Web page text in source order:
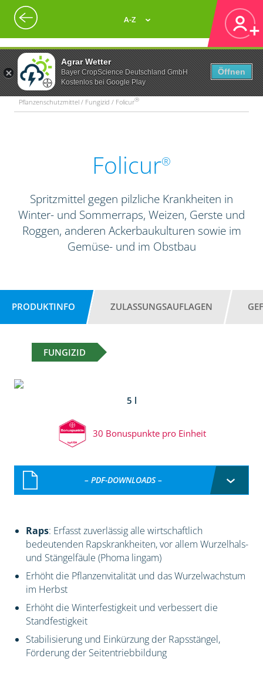
Agrar Wetter
Bayer CropScience Deutschland GmbH
Kostenlos bei Google Play
Öffnen
A-Z
Pflanzenschutzmittel / Fungizid / Folicur®
Folicur®
Spritzmittel gegen pilzliche Krankheiten in
Winter- und Sommerraps, Weizen, Gerste und
Roggen, anderen Ackerbaukulturen sowie im
Gemüse- und im Obstbau
PRODUKTINFO ZULASSUNGSAUFLAGEN
FUNGIZID
5 l
30 Bonuspunkte pro Einheit
– PDF-DOWNLOADS –
Raps: Erfasst zuverlässig alle wirtschaftlich
bedeutenden Rapskrankheiten, vor allem Wurzelhals-
und Stängelfäule (Phoma lingam)
Erhöht die Pflanzenvitalität und das Wurzelwachstum
im Herbst
Erhöht die Winterfestigkeit und verbessert die
Standfestigkeit
Stabilisierung und Einkürzung der Rapsstängel,
Förderung der Seitentriebbildung